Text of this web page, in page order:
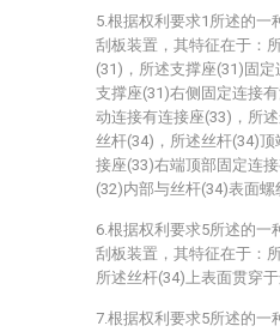
5.根据权利要求1所述的一
刮板装置，其特征在于：
(31)，所述支撑座(31)固
支撑座(31)右侧固定连接
动连接有连接座(33)，所
丝杆(34)，所述丝杆(34)
接座(33)右端顶部固定连
(32)内部与丝杆(34)表面螺
6.根据权利要求5所述的一
刮板装置，其特征在于：
所述丝杆(34)上表面贯穿
7.根据权利要求5所述的一